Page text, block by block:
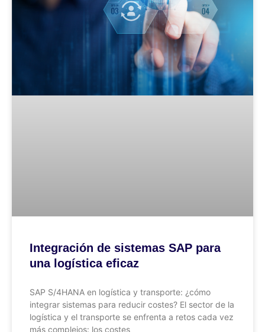
Integración de sistemas SAP para
una logística eficaz
SAP S/4HANA en logística y transporte: ¿cómo
integrar sistemas para reducir costes? El sector de la
logística y el transporte se enfrenta a retos cada vez
más complejos: los costes